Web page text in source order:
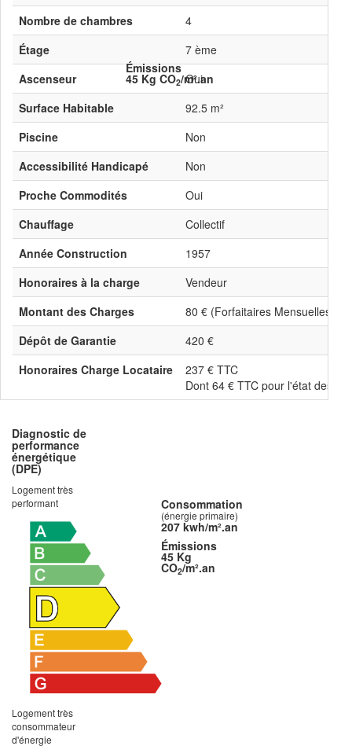
Nombre de chambres
4
Étage
7 ème
Ascenseur
Oui
Surface Habitable
92.5 m²
Piscine
Non
Accessibilité Handicapé
Non
Proche Commodités
Oui
Chauffage
Collectif
Année Construction
1957
Honoraires à la charge
Vendeur
Montant des Charges
80 € (Forfaitaires Mensuelles)
Dépôt de Garantie
420 €
Honoraires Charge Locataire
237 € TTC
Dont 64 € TTC pour l'état des
Diagnostic de
performance
énergétique
(DPE)
Logement très
performant
Logement très
consommateur
d'énergie
Consommation
(énergie primaire)
207 kwh/m².an
Émissions
45 Kg
CO2/m².an
Émissions
45 Kg CO2/m².an